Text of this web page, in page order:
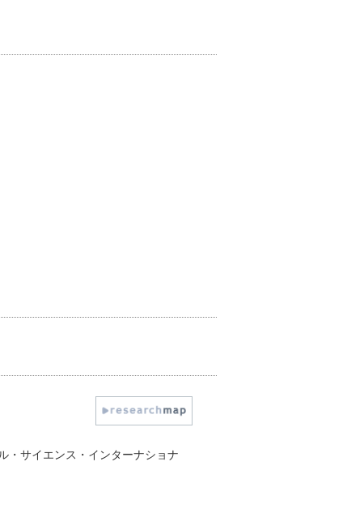
・サイエンス・インターナショナ